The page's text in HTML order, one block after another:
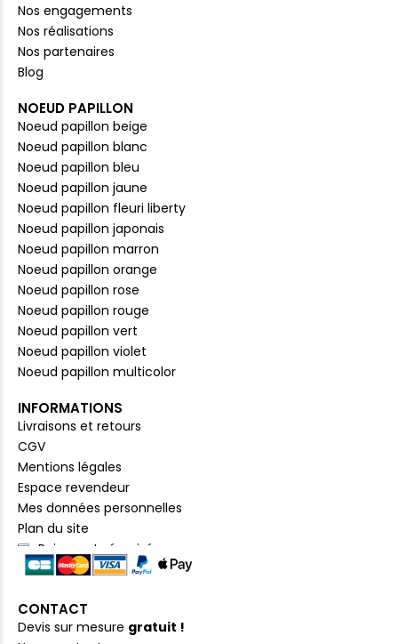
Nos engagements
Nos réalisations
Nos partenaires
Blog
NOEUD PAPILLON
Noeud papillon beige
Noeud papillon blanc
Noeud papillon bleu
Noeud papillon jaune
Noeud papillon fleuri liberty
Noeud papillon japonais
Noeud papillon marron
Noeud papillon orange
Noeud papillon rose
Noeud papillon rouge
Noeud papillon vert
Noeud papillon violet
Noeud papillon multicolor
INFORMATIONS
Livraisons et retours
CGV
Mentions légales
Espace revendeur
Mes données personnelles
Plan du site
Paiement sécurisé
CONTACT
Devis sur mesure gratuit !